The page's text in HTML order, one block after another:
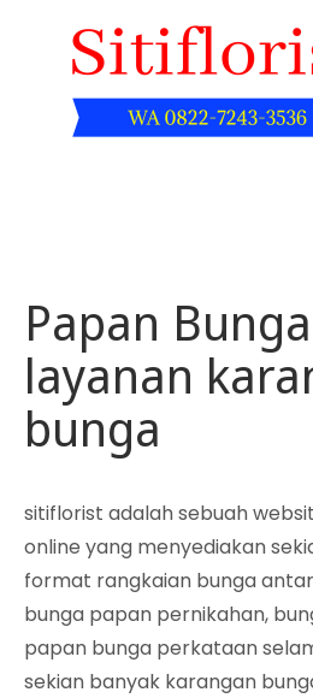
content
Papan
layanan
bunga
sitiflorist adalah sebuah
online yang menyediakan
format rangkaian bunga
bunga papan pernikahan,
papan bunga perkataan
sekian banyak karangan